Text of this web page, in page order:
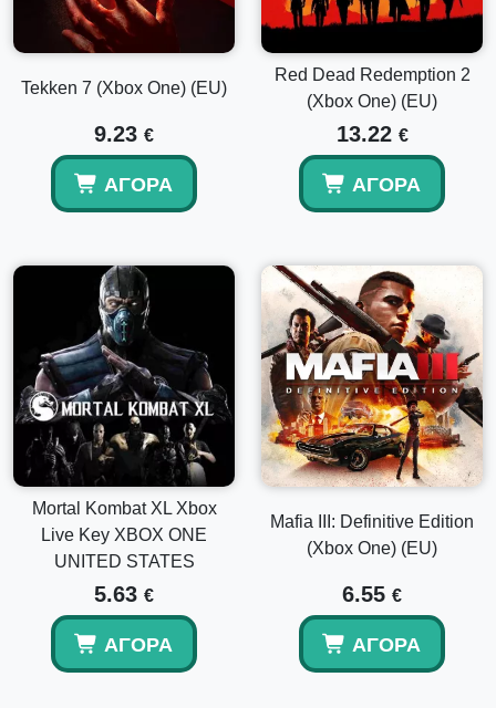
Tekken 7 (Xbox One) (EU)
9.23 €
ΑΓΟΡΆ
Red Dead Redemption 2
(Xbox One) (EU)
13.22 €
ΑΓΟΡΆ
Mortal Kombat XL Xbox
Live Key XBOX ONE
UNITED STATES
5.63 €
ΑΓΟΡΆ
Mafia III: Definitive Edition
(Xbox One) (EU)
6.55 €
ΑΓΟΡΆ